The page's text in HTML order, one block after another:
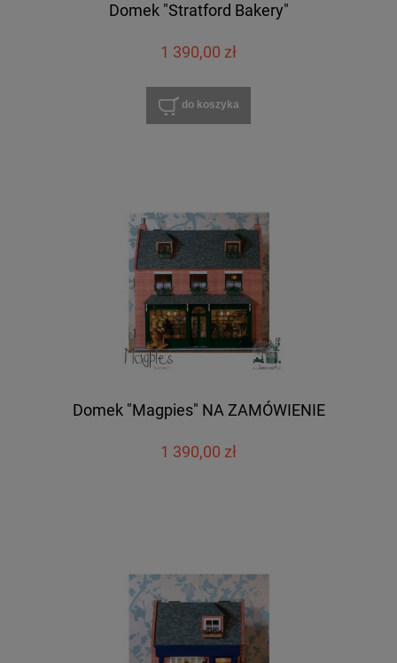
Domek "Stratford Bakery"
1 390,00 zł
do koszyka
Domek "Magpies" NA ZAMÓWIENIE
1 390,00 zł